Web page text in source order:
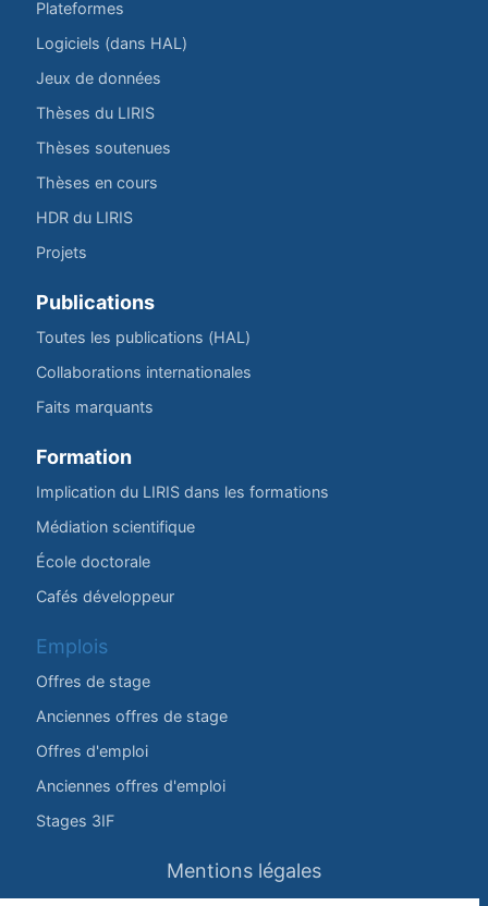
Plateformes
Logiciels (dans HAL)
Jeux de données
Thèses du LIRIS
Thèses soutenues
Thèses en cours
HDR du LIRIS
Projets
Publications
Toutes les publications (HAL)
Collaborations internationales
Faits marquants
Formation
Implication du LIRIS dans les formations
Médiation scientifique
École doctorale
Cafés développeur
Emplois
Offres de stage
Anciennes offres de stage
Offres d'emploi
Anciennes offres d'emploi
Stages 3IF
Mentions légales